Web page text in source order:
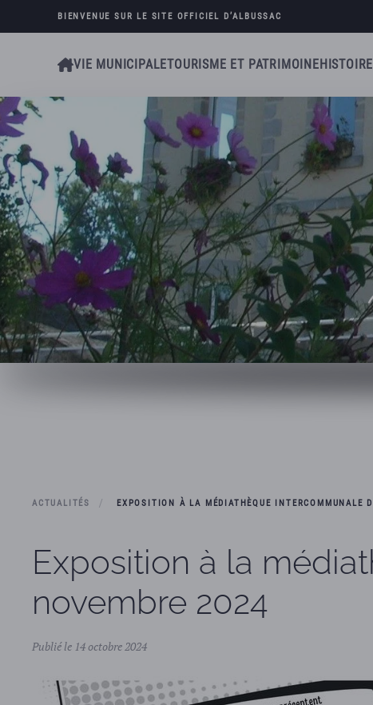
Skip to main content
BIENVENUE SUR LE SITE OFFICIEL D’ALBUSSAC
VIE MUNICIPALETOURISME ET PATRIMOINEHISTOIRE
ACTUALITÉS EXPOSITION À LA MÉDIATHÈQUE INTERCOMMUNALE
Exposition à la
novembre 2024
Publié le 14 octobre 2024